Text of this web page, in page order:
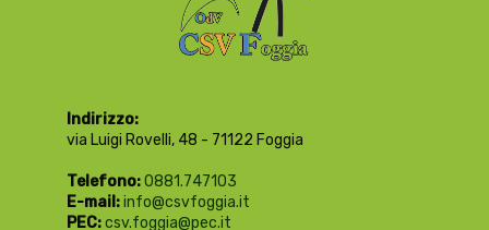
Indirizzo:
via Luigi Rovelli, 48 - 71122 Foggia
Telefono:0881.747103
E-mail:info@csvfoggia.it
PEC:csv.foggia@pec.it